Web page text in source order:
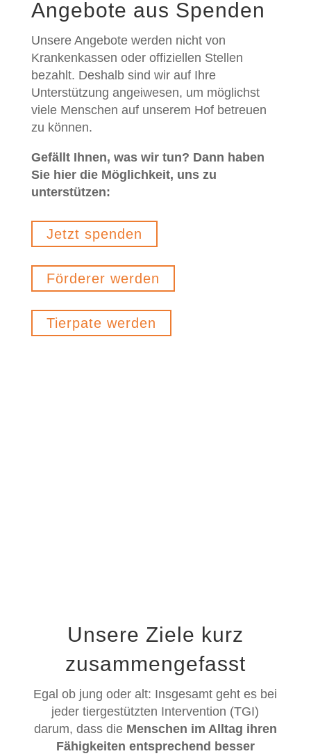
Angebote aus Spenden
Unsere Angebote werden nicht von
Krankenkassen oder offiziellen Stellen
bezahlt. Deshalb sind wir auf Ihre
Unterstützung angeiwesen, um möglichst
viele Menschen auf unserem Hof betreuen
zu können.
Gefällt Ihnen, was wir tun? Dann haben
Sie hier die Möglichkeit, uns zu
unterstützen:
Jetzt spenden
Förderer werden
Tierpate werden
Unsere Ziele kurz
zusammengefasst
Egal ob jung oder alt: Insgesamt geht es bei
jeder tiergestützten Intervention (TGI)
darum, dass die Menschen im Alltag ihren
Fähigkeiten entsprechend besser